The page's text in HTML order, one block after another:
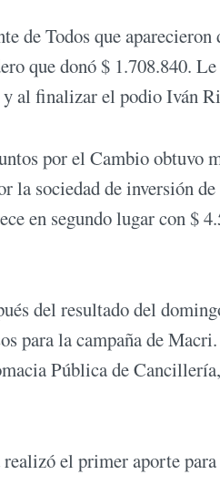
de Todos que
que donó $ 1.708.840.
al finalizar el podio Iván
por el Cambio obtuvo
la sociedad de inversión
en segundo lugar con $
del resultado del
para la campaña de
Pública de
el primer aporte